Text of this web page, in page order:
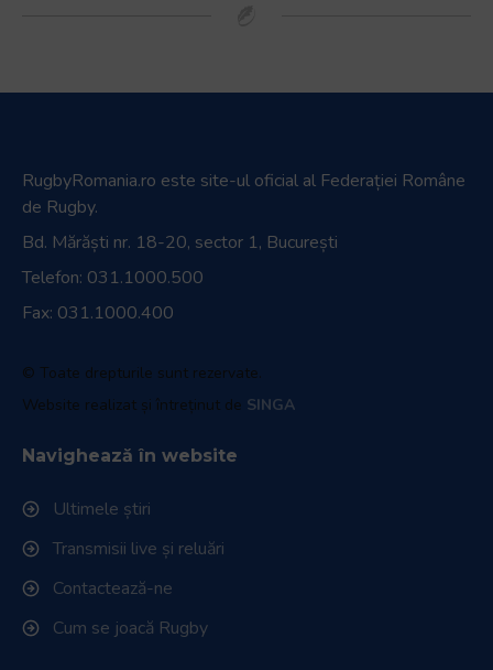
RugbyRomania.ro este site-ul oficial al Federației Române
de Rugby.
Bd. Mărăști nr. 18-20, sector 1, București
Telefon: 031.1000.500
Fax: 031.1000.400
© Toate drepturile sunt rezervate.
Website realizat și întreținut de SINGA
Navighează în website
Ultimele știri
Transmisii live și reluări
Contactează-ne
Cum se joacă Rugby